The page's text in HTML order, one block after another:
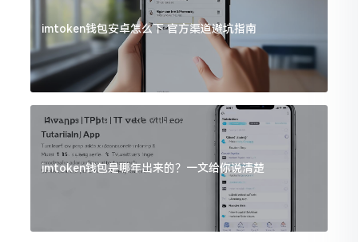
imtoken钱包安卓怎么下 官方渠道避坑指南
imtoken钱包是哪年出来的？一文给你说清楚